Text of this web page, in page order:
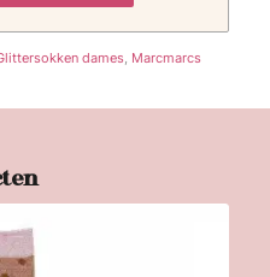
dames, Marcmarcs